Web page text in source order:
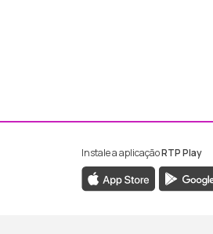
da RTP Madeira
da RTP
Instale a aplicaçãoRTP Play